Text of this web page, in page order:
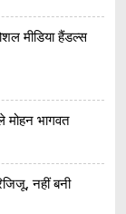
मीडिया हैंडल्स
मोहन भागवत
नहीं बनी